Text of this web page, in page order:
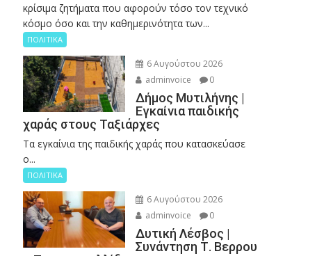
κρίσιμα ζητήματα που αφορούν τόσο τον τεχνικό
κόσμο όσο και την καθημερινότητα των...
ΠΟΛΙΤΙΚΑ
6 Αυγούστου 2026
adminvoice
0
Δήμος Μυτιλήνης |
Εγκαίνια παιδικής
χαράς στους Ταξιάρχες
Tα εγκαίνια της παιδικής χαράς που κατασκεύασε
ο...
ΠΟΛΙΤΙΚΑ
6 Αυγούστου 2026
adminvoice
0
Δυτική Λέσβος |
Συνάντηση Τ. Βερρου